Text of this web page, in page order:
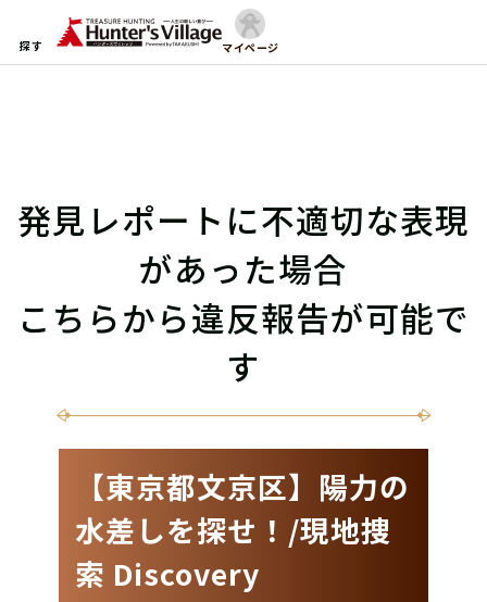
探す マイページ
発見レポートに不適切な表現
があった場合
こちらから違反報告が可能で
す
【東京都文京区】陽力の
水差しを探せ！/現地捜
索 Discovery